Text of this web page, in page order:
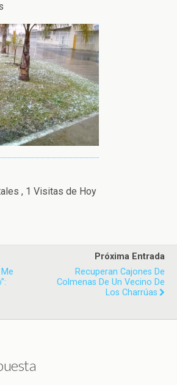
, 1 Visitas de Hoy
Próxima Entrada
Recuperan Cajones De
Colmenas De Un Vecino De
Los Charrúas